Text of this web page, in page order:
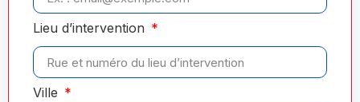
Lieu d’intervention
Ville